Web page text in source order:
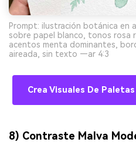
Prompt: ilustración botánica en
sobre papel blanco, tonos rosa
acentos menta dominantes,
aireada, sin texto —ar 4:3
Crea Visuales De
8) Contraste Malva